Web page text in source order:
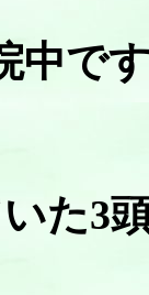
中で
た3